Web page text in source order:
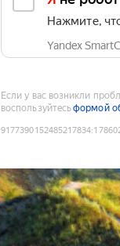
Нажмите,
Yandex
Если у вас возникли
воспользуйтесьформой
9177390152485217834: